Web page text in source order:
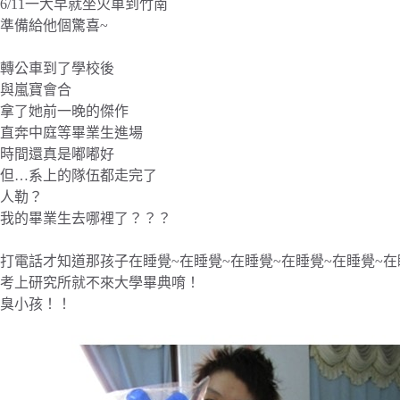
6/11一大早就坐火車到竹南
準備給他個驚喜~
轉公車到了學校後
與嵐寶會合
拿了她前一晚的傑作
直奔中庭等畢業生進場
時間還真是嘟嘟好
但…系上的隊伍都走完了
人勒？
我的畢業生去哪裡了？？？
打電話才知道那孩子在睡覺~在睡覺~在睡覺~在睡覺~在睡覺~
考上研究所就不來大學畢典唷！
臭小孩！！